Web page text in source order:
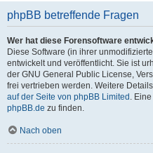
phpBB betreffende Fragen
Wer hat diese Forensoftware
Diese Software (in ihrer
entwickelt und veröffentlicht. Sie ist
der GNU General Public License,
frei vertrieben werden. Weitere
auf der Seite von phpBB Limited .
phpBB.de zu finden.
Nach oben